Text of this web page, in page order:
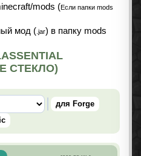
mods (Если папки mods
мод ( .jar) в папку mods
СТЕКЛО)
для Forge